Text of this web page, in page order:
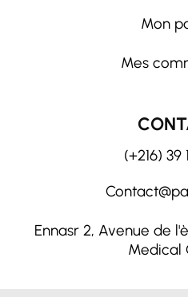
Mon
Mes
(+216) 39
Ennasr 2, Avenue de
Medical